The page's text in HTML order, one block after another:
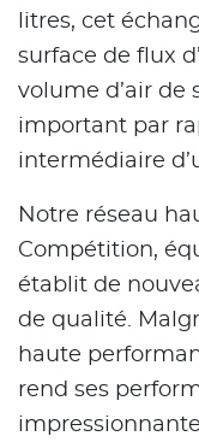
litres, cet
surface de flux
volume d’air de
important par
intermédiaire
Notre réseau
Compétition,
établit de
de qualité.
haute
rend ses